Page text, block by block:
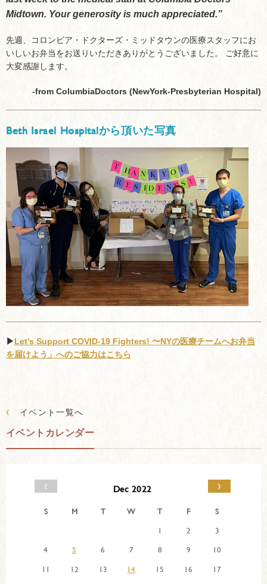
Midtown. Your generosity is much appreciated.”
先週、コロンビア・ドクターズ・ミッドタウンの医療スタッフにお
いしいお弁当をお送りいただきありがとうございました。 ご好意に
大変感謝します。
-from ColumbiaDoctors (NewYork-Presbyterian Hospital)
Beth Israel Hospitalから頂いた写真
▶︎Let’s Support COVID-19 Fighters! 〜NYの医療チームへお弁当
を届けよう」へのご協力はこちら
‹ イベント一覧へ
イベントカレンダー
‹ Dec 2022 ›
S M T W T F
S
1
2
3
4
5 6 7 8 9
10
11
12 13 14 15 16
17